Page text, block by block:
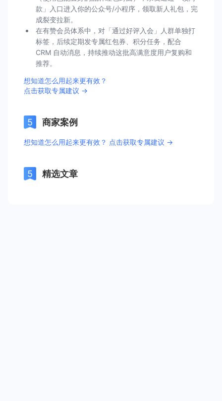
款」入口进入你的公众号/小程序，领取新人礼包，完
成裂变拉新。
在有赞会员体系中，对「通过好评入会」人群单独打
标签，后续定期发专属红包券、积分任务，配合
CRM 自动消息，持续推动这批高满意度用户复购和
推荐。
想知道怎么用起来更有效？
点击获取专属建议 →
商家案例
想知道怎么用起来更有效？ 点击获取专属建议 →
精选文章